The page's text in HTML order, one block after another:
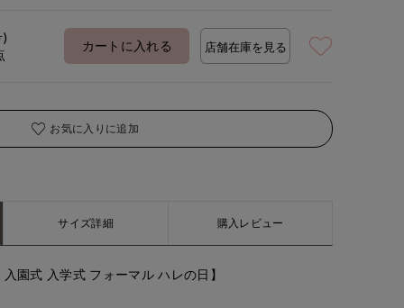
)
カートに入れる 店舗在庫を見る
お気に入りに追加
サイズ詳細 購入レビュー
園式 入学式 フォーマル ハレの日】